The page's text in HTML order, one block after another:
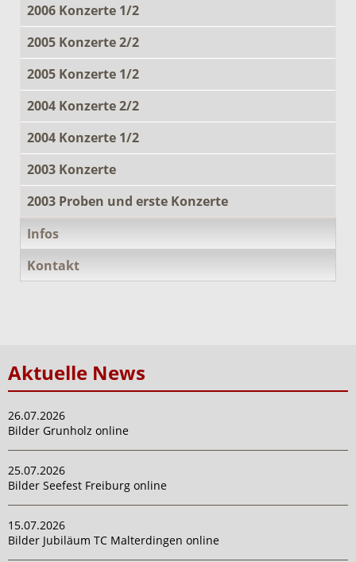
2006 Konzerte 1/2
2005 Konzerte 2/2
2005 Konzerte 1/2
2004 Konzerte 2/2
2004 Konzerte 1/2
2003 Konzerte
2003 Proben und erste Konzerte
Infos
Kontakt
Aktuelle News
26.07.2026
Bilder Grunholz online
25.07.2026
Bilder Seefest Freiburg online
15.07.2026
Bilder Jubiläum TC Malterdingen online